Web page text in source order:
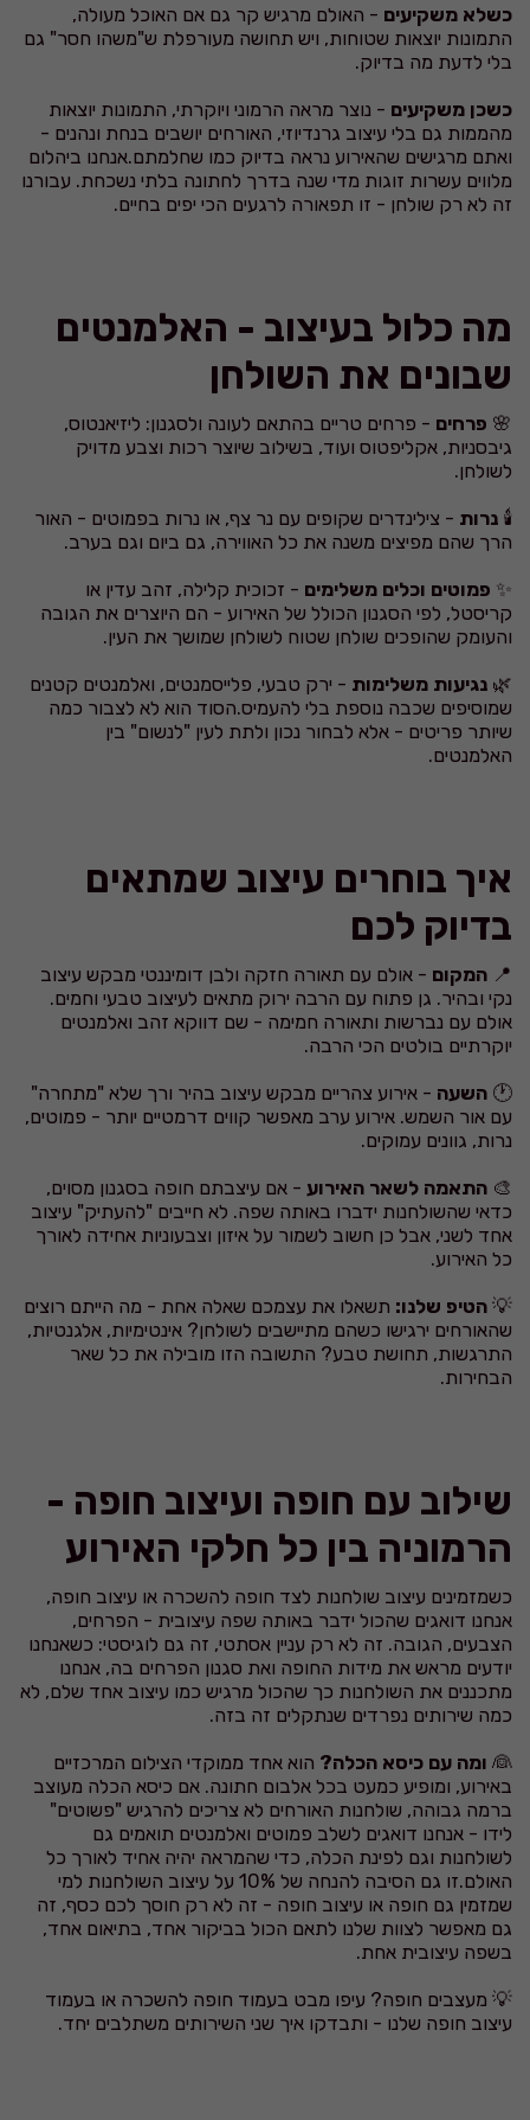
כשלא משקיעים - האולם מרגיש קר גם אם האוכל מעולה,
התמונות יוצאות שטוחות, ויש תחושה מעורפלת ש"משהו חסר" גם
בלי לדעת מה בדיוק.
כשכן משקיעים - נוצר מראה הרמוני ויוקרתי, התמונות יוצאות
מהממות גם בלי עיצוב גרנדיוזי, האורחים יושבים בנחת ונהנים -
ואתם מרגישים שהאירוע נראה בדיוק כמו שחלמתם.אנחנו ביהלום
מלווים עשרות זוגות מדי שנה בדרך לחתונה בלתי נשכחת. עבורנו
זה לא רק שולחן - זו תפאורה לרגעים הכי יפים בחיים.
מה כלול בעיצוב - האלמנטים
שבונים את השולחן
🌸 פרחים - פרחים טריים בהתאם לעונה ולסגנון: ליזיאנטוס,
גיבסניות, אקליפטוס ועוד, בשילוב שיוצר רכות וצבע מדויק
לשולחן.
🕯️ נרות - צילינדרים שקופים עם נר צף, או נרות בפמוטים - האור
הרך שהם מפיצים משנה את כל האווירה, גם ביום וגם בערב.
✨ פמוטים וכלים משלימים - זכוכית קלילה, זהב עדין או
קריסטל, לפי הסגנון הכולל של האירוע - הם היוצרים את הגובה
והעומק שהופכים שולחן שטוח לשולחן שמושך את העין.
🌿 נגיעות משלימות - ירק טבעי, פלייסמנטים, ואלמנטים קטנים
שמוסיפים שכבה נוספת בלי להעמיס.הסוד הוא לא לצבור כמה
שיותר פריטים - אלא לבחור נכון ולתת לעין "לנשום" בין
האלמנטים.
איך בוחרים עיצוב שמתאים
בדיוק לכם
📍 המקום - אולם עם תאורה חזקה ולבן דומיננטי מבקש עיצוב
נקי ובהיר. גן פתוח עם הרבה ירוק מתאים לעיצוב טבעי וחמים.
אולם עם נברשות ותאורה חמימה - שם דווקא זהב ואלמנטים
יוקרתיים בולטים הכי הרבה.
🕐 השעה - אירוע צהריים מבקש עיצוב בהיר ורך שלא "מתחרה"
עם אור השמש. אירוע ערב מאפשר קווים דרמטיים יותר - פמוטים,
נרות, גוונים עמוקים.
🎨 התאמה לשאר האירוע - אם עיצבתם חופה בסגנון מסוים,
כדאי שהשולחנות ידברו באותה שפה. לא חייבים "להעתיק" עיצוב
אחד לשני, אבל כן חשוב לשמור על איזון וצבעוניות אחידה לאורך
כל האירוע.
💡 הטיפ שלנו: תשאלו את עצמכם שאלה אחת - מה הייתם רוצים
שהאורחים ירגישו כשהם מתיישבים לשולחן? אינטימיות, אלגנטיות,
התרגשות, תחושת טבע? התשובה הזו מובילה את כל שאר
הבחירות.
שילוב עם חופה ועיצוב חופה -
הרמוניה בין כל חלקי האירוע
כשמזמינים עיצוב שולחנות לצד חופה להשכרה או עיצוב חופה,
אנחנו דואגים שהכול ידבר באותה שפה עיצובית - הפרחים,
הצבעים, הגובה. זה לא רק עניין אסתטי, זה גם לוגיסטי: כשאנחנו
יודעים מראש את מידות החופה ואת סגנון הפרחים בה, אנחנו
מתכננים את השולחנות כך שהכול מרגיש כמו עיצוב אחד שלם, לא
כמה שירותים נפרדים שנתקלים זה בזה.
👰 ומה עם כיסא הכלה? הוא אחד ממוקדי הצילום המרכזיים
באירוע, ומופיע כמעט בכל אלבום חתונה. אם כיסא הכלה מעוצב
ברמה גבוהה, שולחנות האורחים לא צריכים להרגיש "פשוטים"
לידו - אנחנו דואגים לשלב פמוטים ואלמנטים תואמים גם
לשולחנות וגם לפינת הכלה, כדי שהמראה יהיה אחיד לאורך כל
האולם.זו גם הסיבה להנחה של 10% על עיצוב השולחנות למי
שמזמין גם חופה או עיצוב חופה - זה לא רק חוסך לכם כסף, זה
גם מאפשר לצוות שלנו לתאם הכול בביקור אחד, בתיאום אחד,
בשפה עיצובית אחת.
💡 מעצבים חופה? עיפו מבט בעמוד חופה להשכרה או בעמוד
עיצוב חופה שלנו - ותבדקו איך שני השירותים משתלבים יחד.